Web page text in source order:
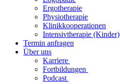
Ergotherapie
Physiotherapie
Klinikkooperationen
Intensivtherapie (Kinder)
Termin anfragen
Über uns
Karriere
Fortbildungen
Podcast